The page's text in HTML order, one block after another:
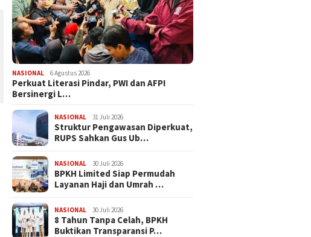
NASIONAL 6 Agustus 2026
Perkuat Literasi Pindar, PWI dan AFPI
Bersinergi L…
NASIONAL 31 Juli 2026
​Struktur Pengawasan Diperkuat,
RUPS Sahkan Gus Ub…
NASIONAL 30 Juli 2026
BPKH Limited Siap Permudah
Layanan Haji dan Umrah …
NASIONAL 30 Juli 2026
​8 Tahun Tanpa Celah, BPKH
Buktikan Transparansi P…